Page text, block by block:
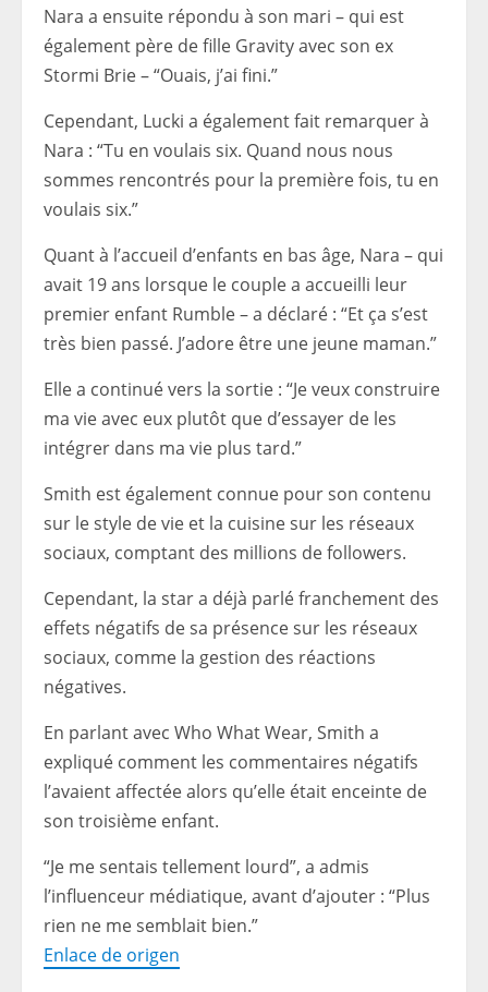
Nara a ensuite répondu à son mari – qui est
également père de fille Gravity avec son ex
Stormi Brie – “Ouais, j’ai fini.”
Cependant, Lucki a également fait remarquer à
Nara : “Tu en voulais six. Quand nous nous
sommes rencontrés pour la première fois, tu en
voulais six.”
Quant à l’accueil d’enfants en bas âge, Nara – qui
avait 19 ans lorsque le couple a accueilli leur
premier enfant Rumble – a déclaré : “Et ça s’est
très bien passé. J’adore être une jeune maman.”
Elle a continué vers la sortie : “Je veux construire
ma vie avec eux plutôt que d’essayer de les
intégrer dans ma vie plus tard.”
Smith est également connue pour son contenu
sur le style de vie et la cuisine sur les réseaux
sociaux, comptant des millions de followers.
Cependant, la star a déjà parlé franchement des
effets négatifs de sa présence sur les réseaux
sociaux, comme la gestion des réactions
négatives.
En parlant avec Who What Wear, Smith a
expliqué comment les commentaires négatifs
l’avaient affectée alors qu’elle était enceinte de
son troisième enfant.
“Je me sentais tellement lourd”, a admis
l’influenceur médiatique, avant d’ajouter : “Plus
rien ne me semblait bien.”
Enlace de origen